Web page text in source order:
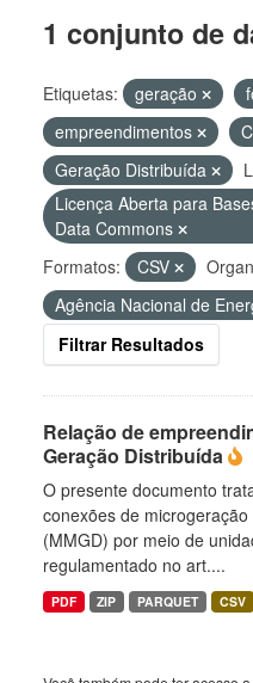
1 conjunto de
Etiquetas: geração
empreendimentos
Geração Distribuída
Licença Aberta para
Data Commons
Formatos:
CSV
Agência Nacional de
Filtrar Resultados
Relação de
Geração Distribuída
O presente documento
conexões de
(MMGD) por meio de
regulamentado no art....
PDF ZIP PARQUET CSV